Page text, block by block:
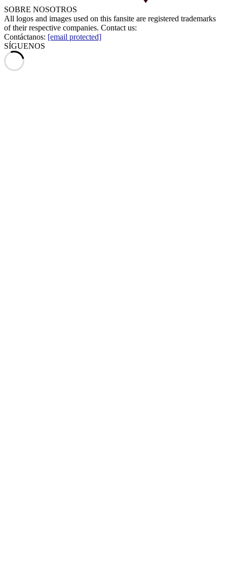
SOBRE NOSOTROS
All logos and images used on this fansite are registered trademarks
of their respective companies. Contact us:
Contáctanos: [email protected]
SÍGUENOS